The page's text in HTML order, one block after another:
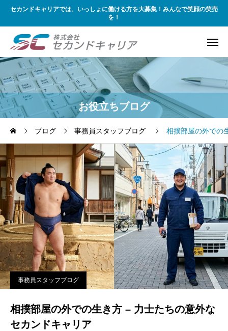
セカンドキャリアでは、いっしょに働ける方を大募集！みんなで笑顔の笑売
を！
お役立ちブログ
ブログ 事務員スタッフブログ 相撲部屋の外での
事務員スタッフブログ
相撲部屋の外での生き方 – 力士たちの意外な
セカンドキャリア